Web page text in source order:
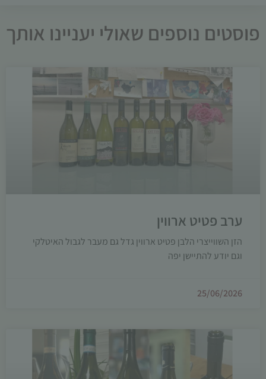
פוסטים נוספים שאולי יעניינו אותך
ערב פטיט ארווין
הזן השווייצרי הלבן פטיט ארווין גדל גם מעבר לגבול האיטלקי
וגם יודע להתיישן יפה
25/06/2026